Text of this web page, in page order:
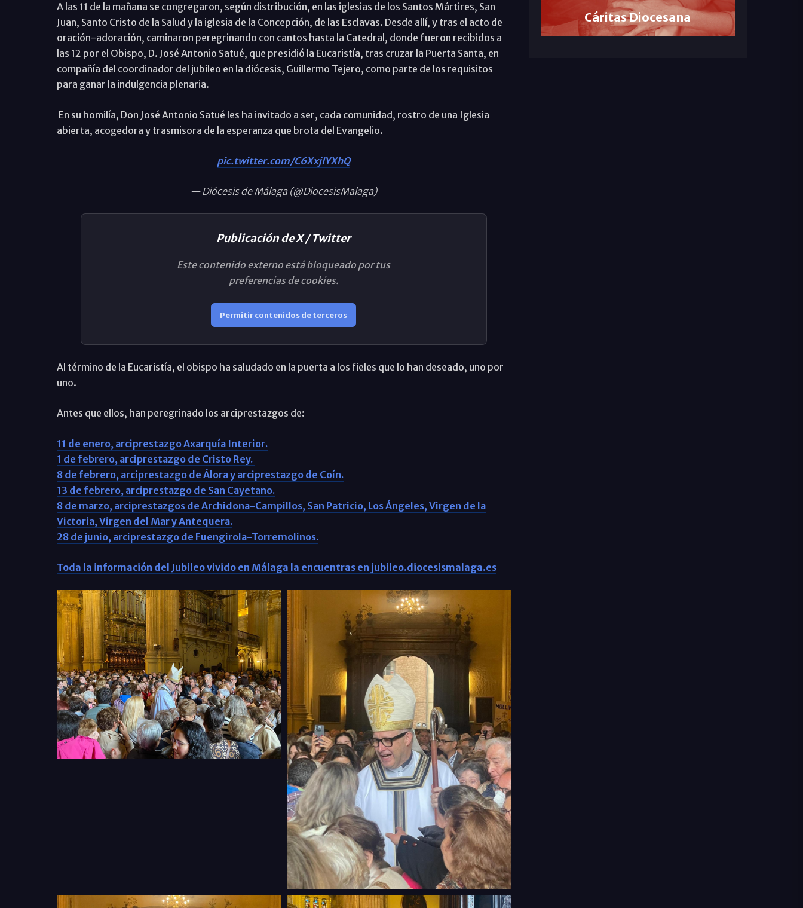
A las 11 de la mañana se congregaron, según distribución, en las iglesias de los Santos Mártires, San
Juan, Santo Cristo de la Salud y la iglesia de la Concepción, de las Esclavas. Desde allí, y tras el acto de
oración-adoración, caminaron peregrinando con cantos hasta la Catedral, donde fueron recibidos a
las 12 por el Obispo, D. José Antonio Satué, que presidió la Eucaristía, tras cruzar la Puerta Santa, en
compañía del coordinador del jubileo en la diócesis, Guillermo Tejero, como parte de los requisitos
para ganar la indulgencia plenaria.
En su homilía, Don José Antonio Satué les ha invitado a ser, cada comunidad, rostro de una Iglesia
abierta, acogedora y trasmisora de la esperanza que brota del Evangelio.
pic.twitter.com/C6XxjIYXhQ
— Diócesis de Málaga (@DiocesisMalaga)
Publicación de X / Twitter
Este contenido externo está bloqueado por tus
preferencias de cookies.
Permitir contenidos de terceros
Al término de la Eucaristía, el obispo ha saludado en la puerta a los fieles que lo han deseado, uno por
uno.
Antes que ellos, han peregrinado los arciprestazgos de:
11 de enero, arciprestazgo Axarquía Interior.
1 de febrero, arciprestazgo de Cristo Rey.
8 de febrero, arciprestazgo de Álora y arciprestazgo de Coín.
13 de febrero, arciprestazgo de San Cayetano.
8 de marzo, arciprestazgos de Archidona-Campillos, San Patricio, Los Ángeles, Virgen de la
Victoria, Virgen del Mar y Antequera.
28 de junio, arciprestazgo de Fuengirola-Torremolinos.
Toda la información del Jubileo vivido en Málaga la encuentras en jubileo.diocesismalaga.es
Cáritas Diocesana